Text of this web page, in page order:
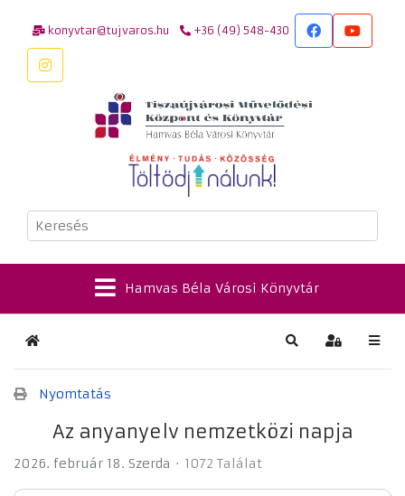
konyvtar@tujvaros.hu +36 (49) 548-430
Keresés
Hamvas Béla Városi Könyvtár
Kezdőlap Keresés
Nyomtatás
Az anyanyelv nemzetközi napja
2026. február 18. Szerda 1072 Találat